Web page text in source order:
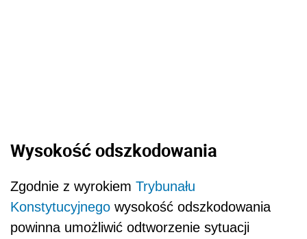
Wysokość odszkodowania
Zgodnie z wyrokiem Trybunału
Konstytucyjnego wysokość odszkodowania
powinna umożliwić odtworzenie sytuacji